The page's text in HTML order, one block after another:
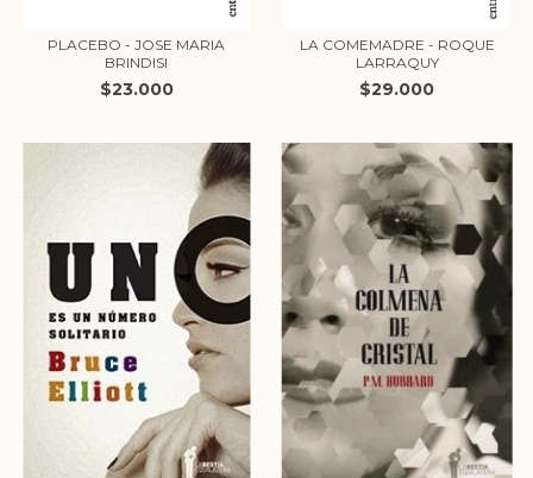
PLACEBO - JOSE MARIA
BRINDISI
$23.000
LA COMEMADRE - ROQUE
LARRAQUY
$29.000